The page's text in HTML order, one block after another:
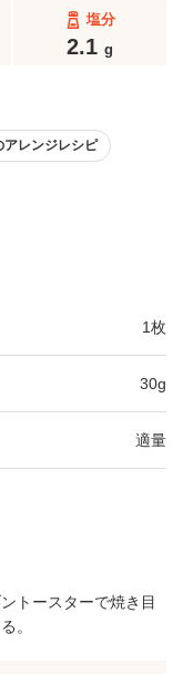
塩分
2.1 g
アレンジレシピ
1枚
30g
適量
トースターで焼き目
。